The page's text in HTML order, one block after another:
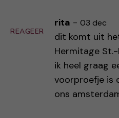
REAGEER
rita - 03 dec
dit komt uit
Hermitage
ik heel graag
voorproefje is
ons